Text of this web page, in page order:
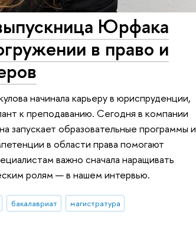
Юрфака
в право и
начинала карьеру в юриспруденции,
к преподаванию. Сегодня в компании
запускает образовательные программы и
в области права помогают
важно сначала наращивать
ролям — в нашем интервью.
бакалавриат магистратура